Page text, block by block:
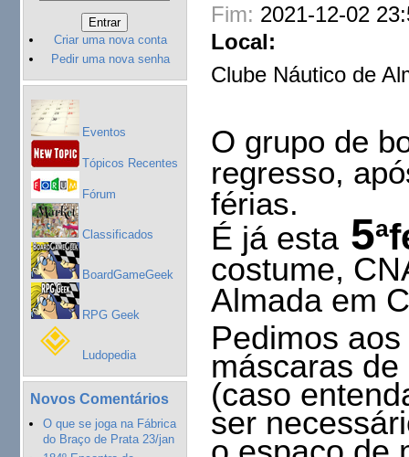
Criar uma nova conta
Pedir uma nova senha
Eventos
Tópicos Recentes
Fórum
Classificados
BoardGameGeek
RPG Geek
Ludopedia
Novos Comentários
O que se joga na Fábrica
do Braço de Prata 23/jan
Fim: 2021-12-02
Local:
Clube Náutico de
O grupo de
regresso,
férias.
É já esta 5
costume,
Almada em
Pedimos
máscaras
(caso
ser